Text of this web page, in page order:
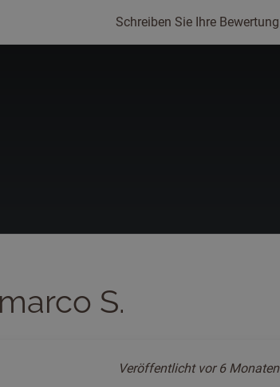
Schreiben Sie Ihre Bewertung
S.
Veröffentlicht vor 6 Monaten